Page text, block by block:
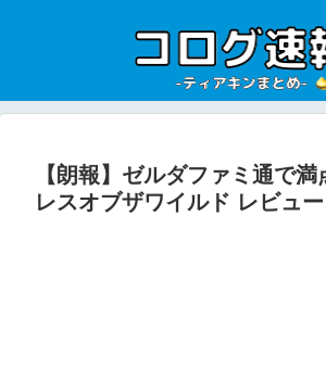
【朗報】ゼルダファミ通で
レスオブザワイルド レビュー